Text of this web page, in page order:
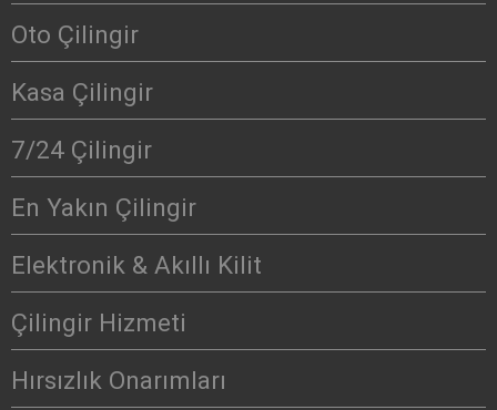
Oto Çilingir
Kasa Çilingir
7/24 Çilingir
En Yakın Çilingir
Elektronik & Akıllı Kilit
Çilingir Hizmeti
Hırsızlık Onarımları